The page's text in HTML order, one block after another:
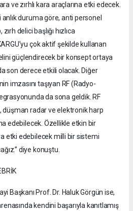
ve zırhlı kara araçlarına etki edecek.
anlık duruma göre, anti personel
delici başlığı hızlıca
çok aktif şekilde kullanan
güçlendirecek bir konsept ortaya
son derece etkili olacak. Diğer
imzasını taşıyan RF (Radyo-
da sona geldik. RF
düşman radar ve elektronik harp
edebilecek. Özellikle etkin bir
etki edebilecek milli bir sistemi
diye konuştu.
Başkanı Prof. Dr. Haluk Görgün ise,
kendini başarıyla kanıtlamış